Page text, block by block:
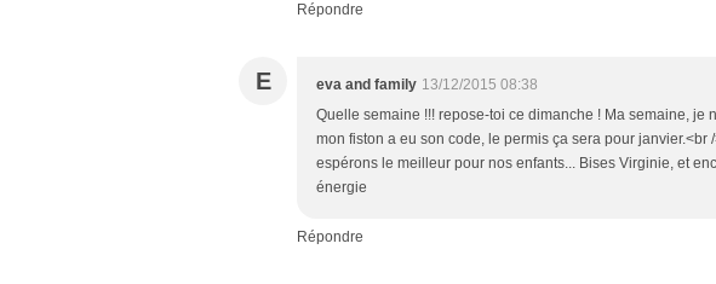
Répondre
E eva and family 13/12/2015 08:38
Quelle semaine !!! repose-toi ce dimanche ! Ma semaine, je
mon fiston a eu son code, le permis ça sera pour janvier.<br
espérons le meilleur pour nos enfants... Bises Virginie, et
énergie
Répondre